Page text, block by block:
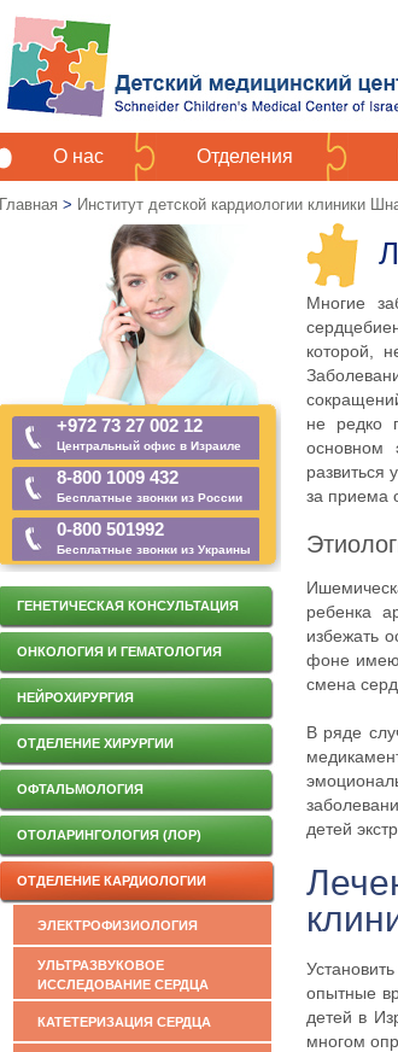
О нас Отделения
Главная > Институт детской кардиологии клиники
Многие
которой,
не редко
основном
развиться
за приема
ребенка
избежать
фоне
смена
В ряде
детей
опытные
детей в
многом
+972 73 27 002 12
Центральный офис в Израиле
8-800 1009 432
Бесплатные звонки из России
0-800 501992
Бесплатные звонки из Украины
ГЕНЕТИЧЕСКАЯ КОНСУЛЬТАЦИЯ
ОНКОЛОГИЯ И ГЕМАТОЛОГИЯ
НЕЙРОХИРУРГИЯ
ОТДЕЛЕНИЕ ХИРУРГИИ
ОФТАЛЬМОЛОГИЯ
ОТОЛАРИНГОЛОГИЯ (ЛОР)
ОТДЕЛЕНИЕ КАРДИОЛОГИИ
ЭЛЕКТРОФИЗИОЛОГИЯ
УЛЬТРАЗВУКОВОЕ
ИССЛЕДОВАНИЕ СЕРДЦА
КАТЕТЕРИЗАЦИЯ СЕРДЦА